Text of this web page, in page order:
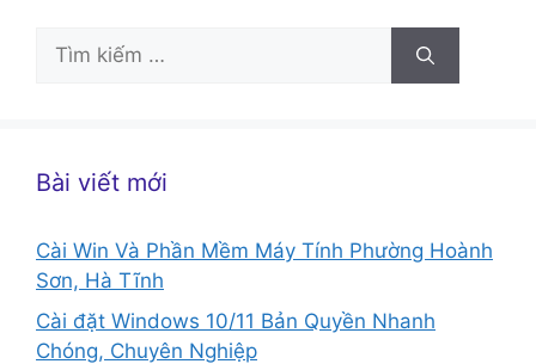
Tìm
Bài viết mới
Cài Win Và Phần Mềm Máy Tính Phường Hoành
Sơn, Hà Tĩnh
Cài đặt Windows 10/11 Bản Quyền Nhanh
Chóng, Chuyên Nghiệp